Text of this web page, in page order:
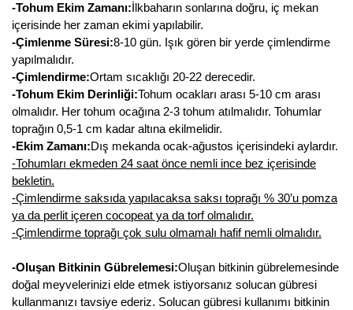
-Tohum Ekim Zamanı:İlkbaharın sonlarına doğru, iç mekan
içerisinde her zaman ekimi yapılabilir.
-Çimlenme Süresi:8-10 gün. Işık gören bir yerde çimlendirme
yapılmalıdır.
-Çimlendirme:Ortam sıcaklığı 20-22 derecedir.
-Tohum Ekim Derinliği:Tohum ocakları arası 5-10 cm arası
olmalıdır. Her tohum ocağına 2-3 tohum atılmalıdır. Tohumlar
toprağın 0,5-1 cm kadar altına ekilmelidir.
-Ekim Zamanı:Dış mekanda ocak-ağustos içerisindeki aylardır.
-Tohumları ekmeden 24 saat önce nemli ince bez içerisinde
bekletin.
-Çimlendirme saksıda yapılacaksa saksı toprağı % 30’u pomza
ya da perlit içeren cocopeat ya da torf olmalıdır.
-Çimlendirme toprağı çok sulu olmamalı hafif nemli olmalıdır.
-Oluşan Bitkinin Gübrelemesi:Oluşan bitkinin gübrelemesinde
doğal meyvelerinizi elde etmek istiyorsanız solucan gübresi
kullanmanızı tavsiye ederiz. Solucan gübresi kullanımı bitkinin